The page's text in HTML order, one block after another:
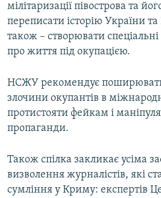
мілітаризації півострова та
переписати історію України
також – створювати
про життя під окупацією.
НСЖУ рекомендує
злочини окупантів в
протистояти фейкам і
пропаганди.
Також спілка закликає усіма
визволення журналістів, які
сумління у Криму: експертів